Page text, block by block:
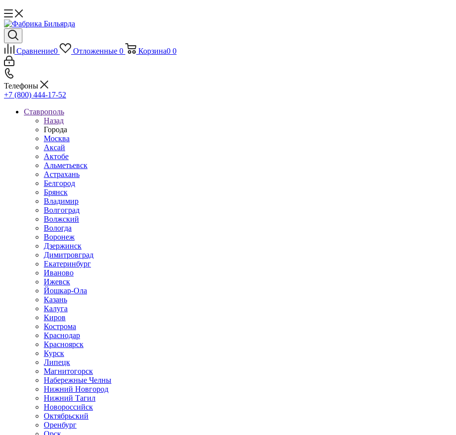
Сравнение0 Отложенные 0 Корзина0 0
Телефоны
+7 (800) 444-17-52
Ставрополь
Назад
Города
Москва
Аксай
Актобе
Альметьевск
Астрахань
Белгород
Брянск
Владимир
Волгоград
Волжский
Вологда
Воронеж
Дзержинск
Димитровград
Екатеринбург
Иваново
Ижевск
Йошкар-Ола
Казань
Калуга
Киров
Кострома
Краснодар
Красноярск
Курск
Липецк
Магнитогорск
Набережные Челны
Нижний Новгород
Нижний Тагил
Новороссийск
Октябрьский
Оренбург